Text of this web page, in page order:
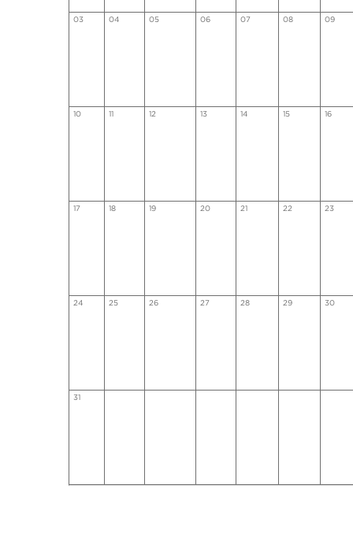
03 04 05 06 07 08 09
10 11 12 13 14 15 16
17 18 19 20 21 22 23
24 25 26 27 28 29 30
31